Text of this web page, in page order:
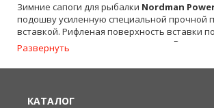
Зимние сапоги для рыбалки Nordman
подошву усиленную специальной прочной
вставкой. Рифленая поверхность вставки
уверенно держаться даже на льду. Внутри
утепляющий вкладыш. Он занимает мало
позволяет использовать сапоги без
Развернуть
КАТАЛОГ